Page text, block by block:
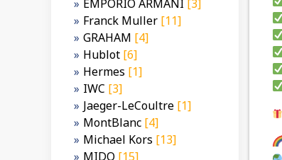
EMPORIO ARMANI [3]
Franck Muller [11]
GRAHAM [4]
Hublot [6]
Hermes [1]
IWC [3]
Jaeger-LeCoultre [1]
MontBlanc [4]
Michael Kors [13]